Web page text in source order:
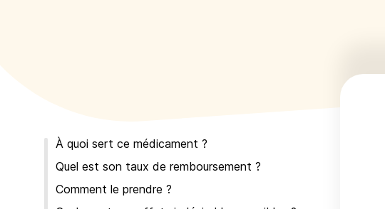
À quoi sert ce médicament ?
Quel est son taux de remboursement ?
Comment le prendre ?